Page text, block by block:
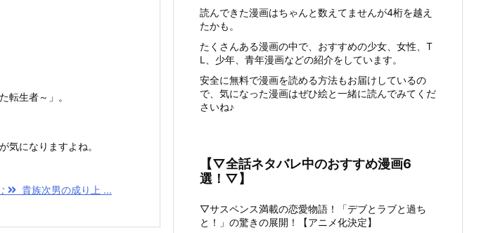
転生者～」。
気になりますよね。
貴族次男の成り上 ...
読んできた漫画はちゃんと数えてませんが4桁を越え
たかも。
たくさんある漫画の中で、おすすめの少女、女性、T
L、少年、青年漫画などの紹介をしています。
安全に無料で漫画を読める方法もお届けしているの
で、気になった漫画はぜひ絵と一緒に読んでみてくだ
さいね♪
【▽全話ネタバレ中のおすすめ漫画6
選！▽】
▽サスペンス満載の恋愛物語！「デブとラブと過ち
と！」の驚きの展開！【アニメ化決定】